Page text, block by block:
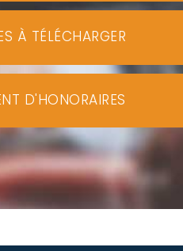
À TÉLÉCHARGER
D'HONORAIRES